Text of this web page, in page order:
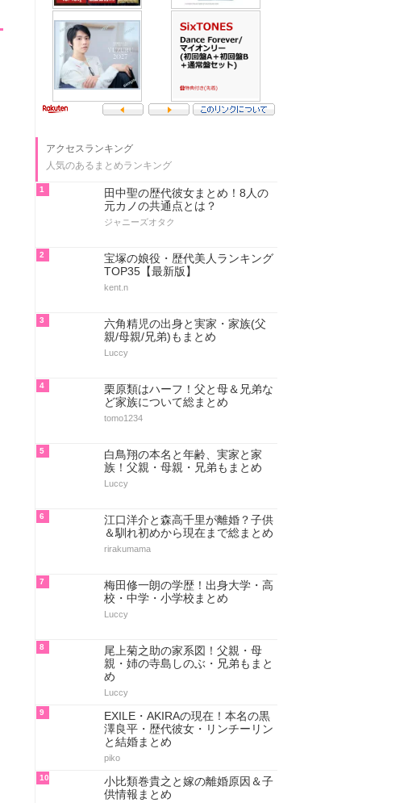
アクセスランキング
人気のあるまとめランキング
1
田中聖の歴代彼女まとめ！8人の
元カノの共通点とは？
ジャニーズオタク
2
宝塚の娘役・歴代美人ランキング
TOP35【最新版】
kent.n
3
六角精児の出身と実家・家族(父
親/母親/兄弟)もまとめ
Luccy
4
栗原類はハーフ！父と母＆兄弟な
ど家族について総まとめ
tomo1234
5
白鳥翔の本名と年齢、実家と家
族！父親・母親・兄弟もまとめ
Luccy
6
江口洋介と森高千里が離婚？子供
＆馴れ初めから現在まで総まとめ
rirakumama
7
梅田修一朗の学歴！出身大学・高
校・中学・小学校まとめ
Luccy
8
尾上菊之助の家系図！父親・母
親・姉の寺島しのぶ・兄弟もまと
め
Luccy
9
EXILE・AKIRAの現在！本名の黒
澤良平・歴代彼女・リンチーリン
と結婚まとめ
piko
10
小比類巻貴之と嫁の離婚原因＆子
供情報まとめ